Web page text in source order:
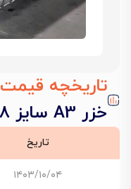
تاریخچه قیمت
خزر A3 سایز 8
تاریخ
۱۴۰۳/۱۰/۰۴